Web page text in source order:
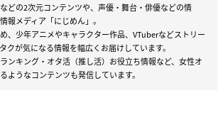
どの2次元コンテンツや、声優・舞台・俳優などの情
報メディア「にじめん」。
、少年アニメやキャラクター作品、VTuberなどストリー
クが気になる情報を幅広くお届けしています。
ンキング・オタ活（推し活）お役立ち情報など、女性オ
ようなコンテンツも発信しています。